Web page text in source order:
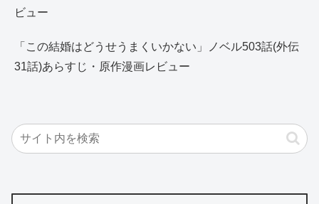
ビュー
「この結婚はどうせうまくいかない」ノベル503話(外伝
31話)あらすじ・原作漫画レビュー